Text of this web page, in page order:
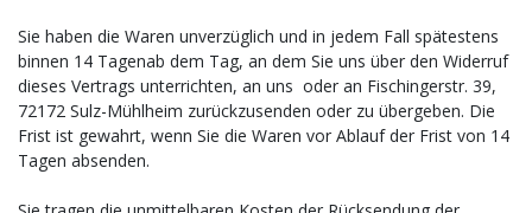
Sie haben die Waren unverzüglich und in jedem Fall spätestens
binnen 14 Tagenab dem Tag, an dem Sie uns über den Widerruf
dieses Vertrags unterrichten, an uns oder an Fischingerstr. 39,
72172 Sulz-Mühlheim zurückzusenden oder zu übergeben. Die
Frist ist gewahrt, wenn Sie die Waren vor Ablauf der Frist von 14
Tagen absenden.